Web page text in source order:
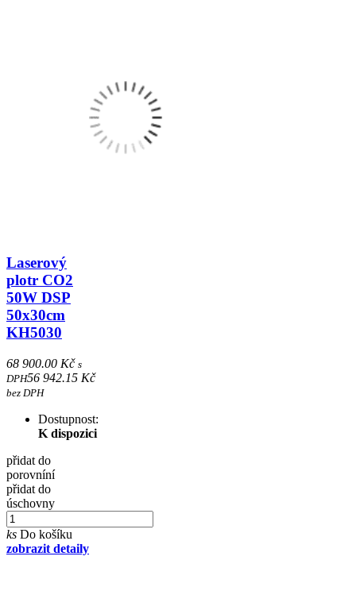
Laserový
plotr CO2
50W DSP
50x30cm
KH5030
68 900.00 Kč s
DPH56 942.15 Kč
bez DPH
Dostupnost:
K dispozici
přidat do
porovníní
přidat do
úschovny
ks Do košíku
zobrazit detaily